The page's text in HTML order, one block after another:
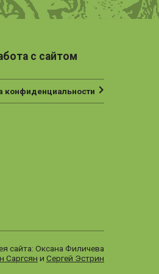
с сайтом
конфиденциальности
сайта: Оксана Филичева
Саргсян и Сергей Эстрин